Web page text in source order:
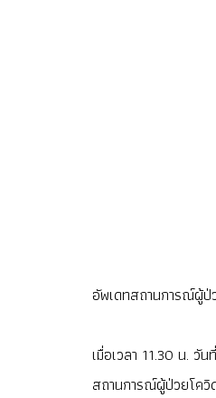
อัพเดทสถานการณ์ผู้ป่
เมื่อเวลา 11.30 น.
สถานการณ์ผู้ป่วยโควิ